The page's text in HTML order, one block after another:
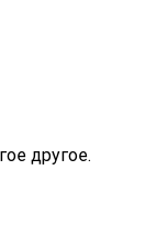
другое.